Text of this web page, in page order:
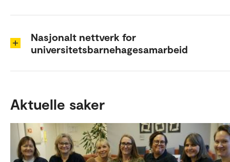
Nasjonalt nettverk for
universitetsbarnehagesamarbeid
Aktuelle saker